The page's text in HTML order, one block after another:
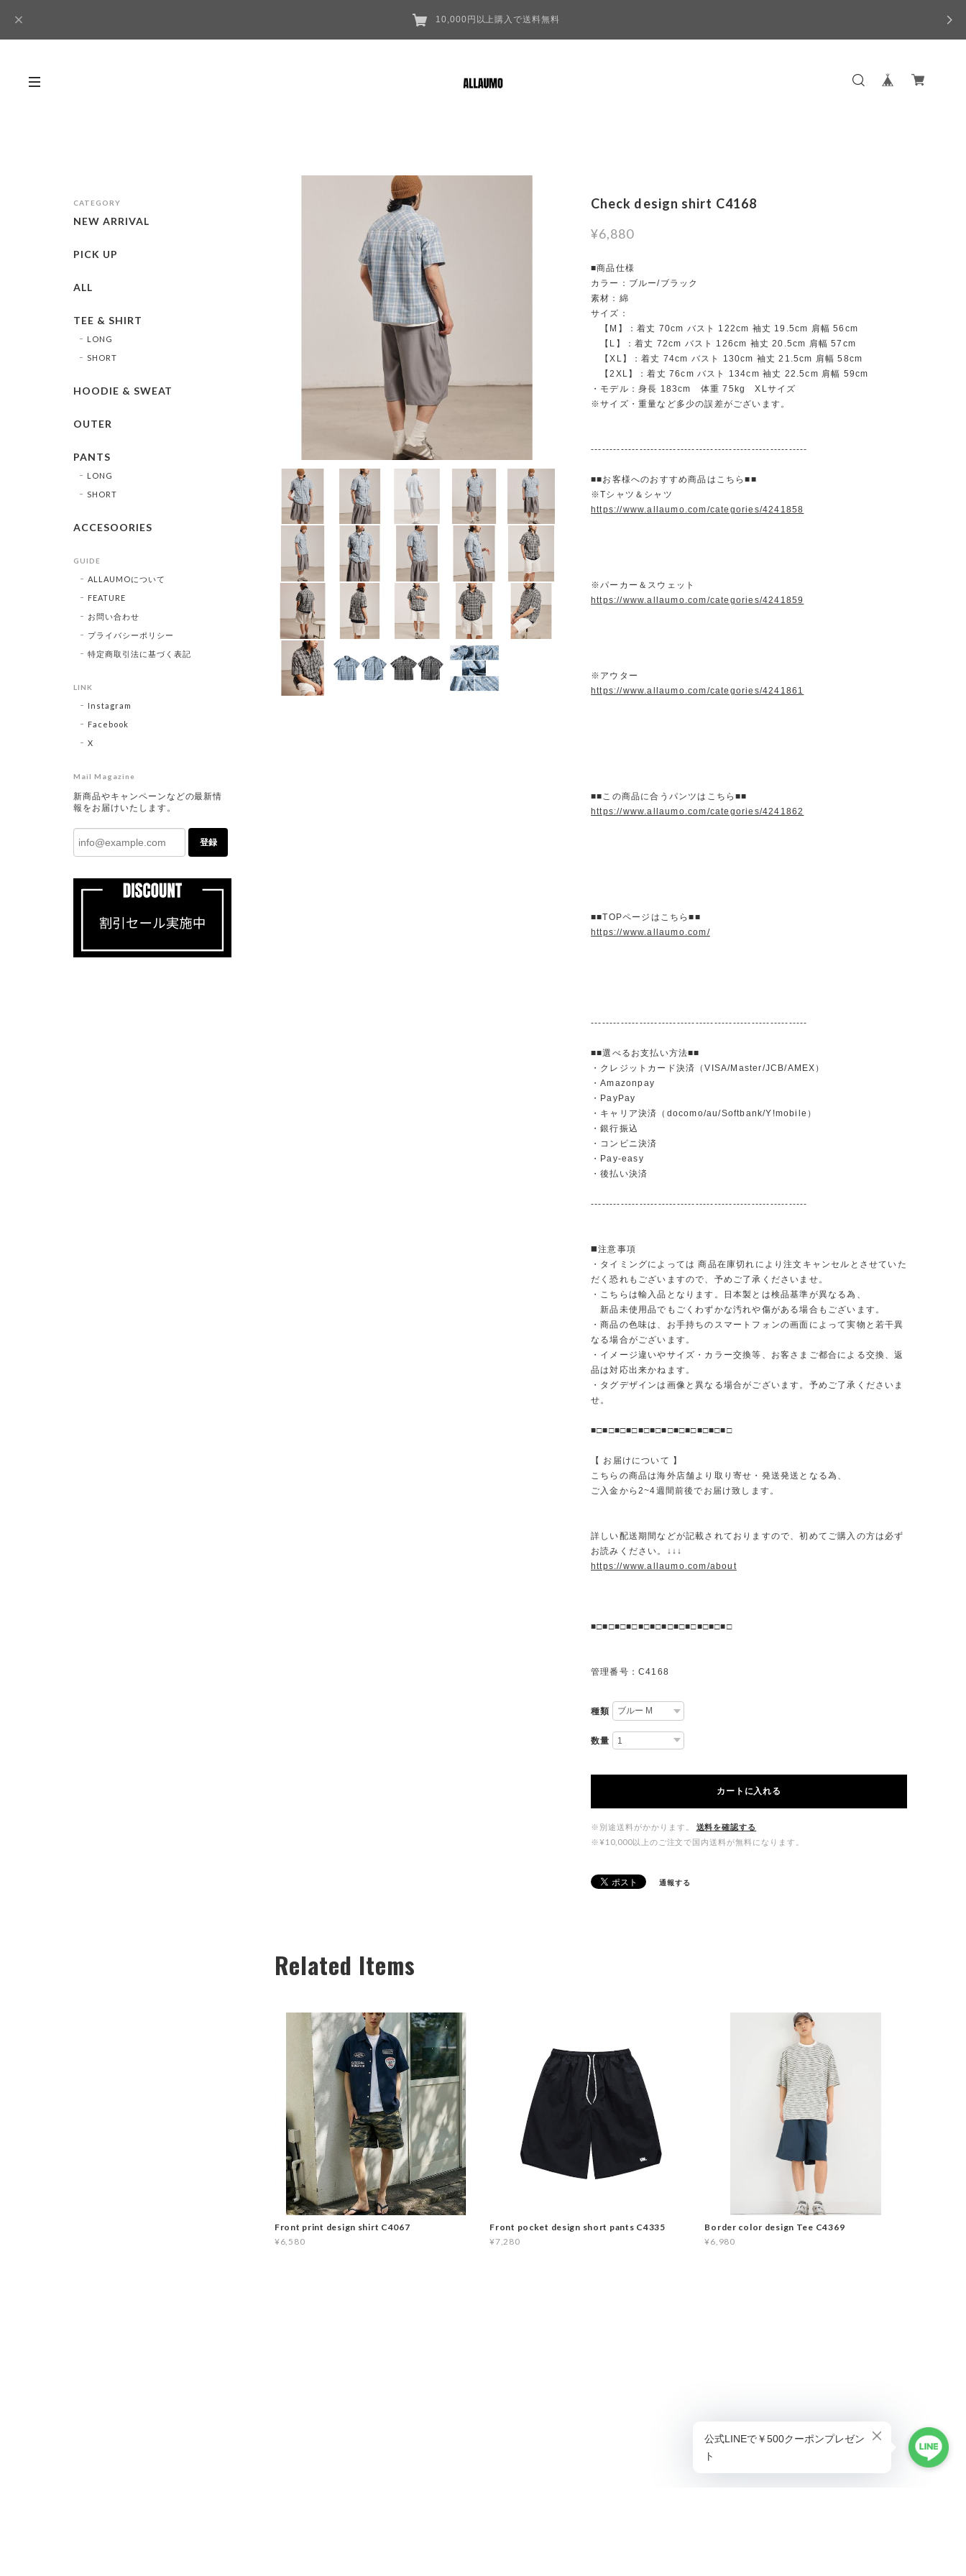
10,000円以上購入で送料無料
Check design shirt C4168
¥6,880
■商品仕様
カラー：ブルー/ブラック
素材：綿
サイズ：
【M】：着丈 70cm バスト 122cm 袖丈 19.5cm 肩幅 56cm
【L】：着丈 72cm バスト 126cm 袖丈 20.5cm 肩幅 57cm
【XL】：着丈 74cm バスト 130cm 袖丈 21.5cm 肩幅 58cm
【2XL】：着丈 76cm バスト 134cm 袖丈 22.5cm 肩幅 59cm
・モデル：身長 183cm 体重 75kg XLサイズ
※サイズ・重量など多少の誤差がございます。
----------------------------------------------------------
■■お客様へのおすすめ商品はこちら■■
※Tシャツ＆シャツ
https://www.allaumo.com/categories/4241858
※パーカー＆スウェット
https://www.allaumo.com/categories/4241859
※アウター
https://www.allaumo.com/categories/4241861
■■この商品に合うパンツはこちら■■
https://www.allaumo.com/categories/4241862
■■TOPページはこちら■■
https://www.allaumo.com/
----------------------------------------------------------
■■選べるお支払い方法■■
・クレジットカード決済（VISA/Master/JCB/AMEX）
・Amazonpay
・PayPay
・キャリア決済（docomo/au/Softbank/Y!mobile）
・銀行振込
・コンビニ決済
・Pay-easy
・後払い決済
----------------------------------------------------------
◼️注意事項
・タイミングによっては 商品在庫切れにより注文キャンセルとさせていた
だく恐れもございますので、予めご了承くださいませ。
・こちらは輸入品となります。日本製とは検品基準が異なる為、
新品未使用品でもごくわずかな汚れや傷がある場合もございます。
・商品の色味は、お手持ちのスマートフォンの画面によって実物と若干異
なる場合がございます。
・イメージ違いやサイズ・カラー交換等、お客さまご都合による交換、返
品は対応出来かねます。
・タグデザインは画像と異なる場合がございます。予めご了承くださいま
せ。
■□■□■□■□■□■□■□■□■□■□■□■□
【 お届けについて 】
こちらの商品は海外店舗より取り寄せ・発送発送となる為、
ご入金から2~4週間前後でお届け致します。
詳しい配送期間などが記載されておりますので、初めてご購入の方は必ず
お読みください。↓↓↓
https://www.allaumo.com/about
■□■□■□■□■□■□■□■□■□■□■□■□
管理番号：C4168
種類
数量
カートに入れる
※別途送料がかかります。
送料を確認する
※¥10,000以上のご注文で国内送料が無料になります。
通報する
Related Items
Front print design shirt C4067
¥6,580
Front pocket design short pants C4335
¥7,280
Border color design Tee C4369
¥6,980
CATEGORY
NEW ARRIVAL
PICK UP
ALL
TEE & SHIRT
LONG
SHORT
HOODIE & SWEAT
OUTER
PANTS
LONG
SHORT
ACCESOORIES
GUIDE
ALLAUMOについて
FEATURE
お問い合わせ
プライバシーポリシー
特定商取引法に基づく表記
LINK
Instagram
Facebook
X
Mail Magazine
新商品やキャンペーンなどの最新情
報をお届けいたします。
登録